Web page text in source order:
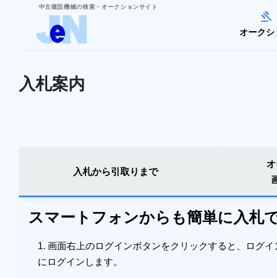
中古建設機械の検索・オークションサイト
オークシ
入札案内
入札から引取りまで
スマートフォンからも簡単に入札
1. 画面右上のログインボタンをクリックすると、ログ
にログインします。